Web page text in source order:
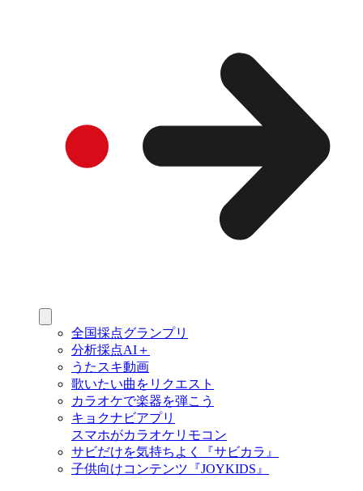
全国採点グランプリ
分析採点AI＋
うたスキ動画
歌いたい曲をリクエスト
カラオケで楽器を弾こう
キョクナビアプリ
スマホがカラオケリモコン
サビだけを気持ちよく『サビカラ』
子供向けコンテンツ『JOYKIDS』